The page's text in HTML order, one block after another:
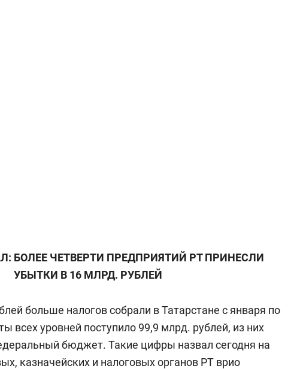
БОЛЕЕ ЧЕТВЕРТИ ПРЕДПРИЯТИЙ РТ ПРИНЕСЛИ
УБЫТКИ В 16 МЛРД. РУБЛЕЙ
больше налогов собрали в Татарстане с января по
всех уровней поступило 99,9 млрд. рублей, из них
бюджет. Такие цифры назвал сегодня на
казначейских и налоговых органов РТ врио